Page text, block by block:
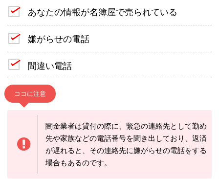
あなたの情報が名簿屋で売られている
嫌がらせの電話
間違い電話
ココに注意
闇金業者は貸付の際に、緊急の連絡先として勤め
先や家族などの電話番号を聞き出しており、返済
が遅れると、その連絡先に嫌がらせの電話をする
場合もあるのです。